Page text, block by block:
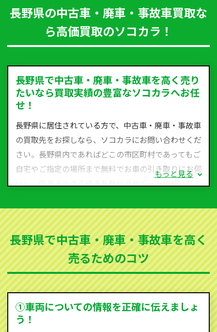
長野県の中古車・廃車・事故車買取な
ら高価買取のソコカラ！
長野県で中古車・廃車・事故車を高く売り
たいなら買取実績の豊富なソコカラへお任
せ！
長野県に居住されている方で、中古車・廃車・事故車
の買取先をお探しなら、ソコカラにお問い合わせくだ
さい。長野県内であればどこの市区町村であってもご
自宅やご指定の場所まで無料でお車の引き取りにお伺
いし、廃車までの手続きを無料でサポート代行させて
など動かない車、水害車、不動車、乗らなくなってし
まった車、車検が切れて動かすことができない車でも
買取可能です。
ソコカラは世界１１０か国に独自の販売ネットワーク
を持ち、国内に自社物流網、自社ヤードをもっている
ため、中間マージンがかかりません。だから高価買取
を実現し、お客様に利益を還元することができるので
す。
もっと見る
長野県で中古車・廃車・事故車を高く
売るためのコツ
①車両についての情報を正確に伝えましょ
う！